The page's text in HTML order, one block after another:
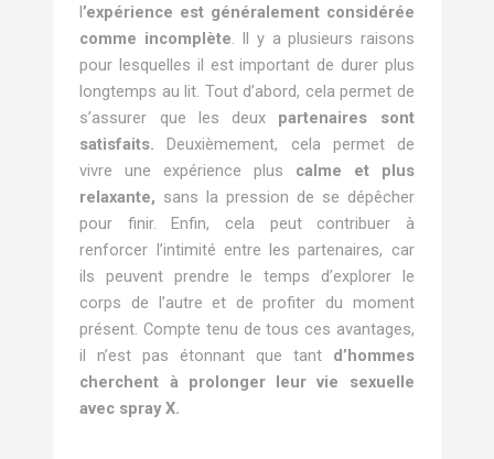
l’expérience est généralement considérée
comme incomplète . Il y a plusieurs raisons
pour lesquelles il est important de durer plus
longtemps au lit. Tout d’abord, cela permet de
s’assurer que les deux partenaires sont
satisfaits. Deuxièmement, cela permet de
vivre une expérience plus calme et plus
relaxante, sans la pression de se dépêcher
pour finir. Enfin, cela peut contribuer à
renforcer l’intimité entre les partenaires, car
ils peuvent prendre le temps d’explorer le
corps de l’autre et de profiter du moment
présent. Compte tenu de tous ces avantages,
il n’est pas étonnant que tant d’hommes
cherchent à prolonger leur vie sexuelle
avec spray X.